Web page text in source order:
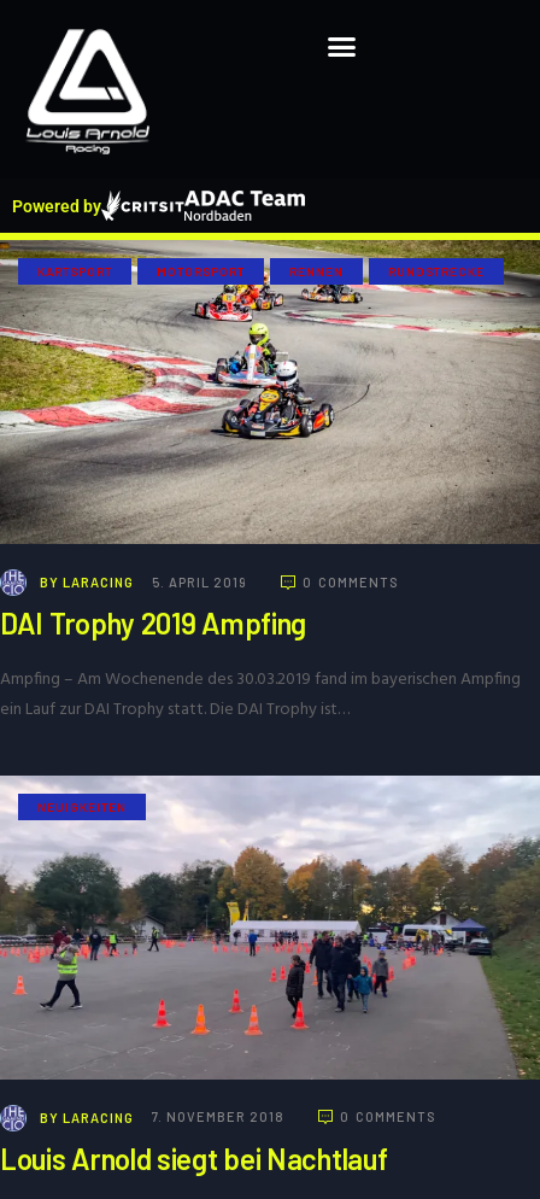
Powered by
KARTSPORT MOTORSPORT RENNEN RUNDSTRECKE
BY LARACING 5. APRIL 2019 0 COMMENTS
DAI Trophy 2019 Ampfing
Ampfing – Am Wochenende des 30.03.2019 fand im bayerischen Ampfing
ein Lauf zur DAI Trophy statt. Die DAI Trophy ist…
NEUIGKEITEN
BY LARACING 7. NOVEMBER 2018 0 COMMENTS
Louis Arnold siegt bei Nachtlauf